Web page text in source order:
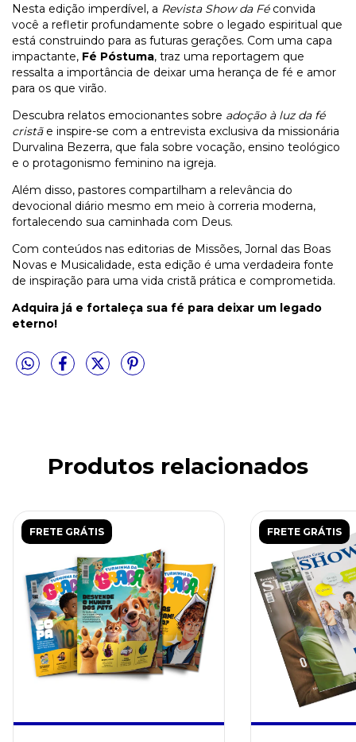
Nesta edição imperdível, a Revista Show da Féconvida
você a refletir profundamente sobre o legado espiritual que
está construindo para as futuras gerações. Com uma capa
impactante, Fé Póstuma, traz uma reportagem que
ressalta a importância de deixar uma herança de fé e amor
para os que virão.
Descubra relatos emocionantes sobre adoção à luz da fé
cristãe inspire-se com a entrevista exclusiva da missionária
Durvalina Bezerra, que fala sobre vocação, ensino teológico
e o protagonismo feminino na igreja.
Além disso, pastores compartilham a relevância do
devocional diário mesmo em meio à correria moderna,
fortalecendo sua caminhada com Deus.
Com conteúdos nas editorias de Missões, Jornal das Boas
Novas e Musicalidade, esta edição é uma verdadeira fonte
de inspiração para uma vida cristã prática e comprometida.
Adquira já e fortaleça sua fé para deixar um legado
eterno!
Produtos relacionados
FRETE GRÁTIS FRETE GRÁTIS